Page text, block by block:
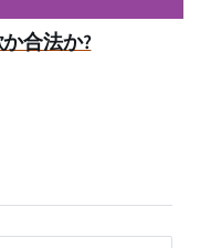
合法か?